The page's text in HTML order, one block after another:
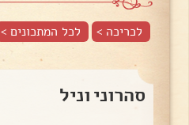
לכריכה > לכל המתכונים >
סהרוני וניל